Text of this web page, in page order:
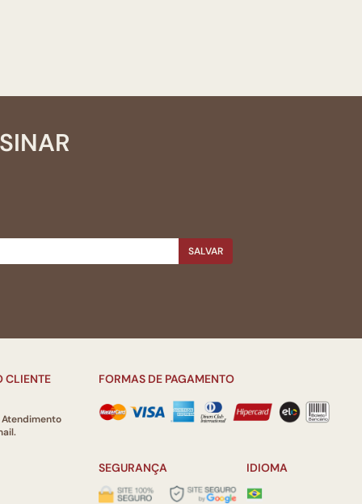
SALVAR
CLIENTE
Atendimento
FORMAS DE PAGAMENTO
SEGURANÇA IDIOMA